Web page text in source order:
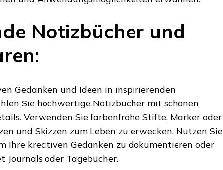
Notizbücher und
Gedanken und Ideen in inspirierenden
Sie hochwertige Notizbücher mit schönen
Verwenden Sie farbenfrohe Stifte, Marker oder
und Skizzen zum Leben zu erwecken. Nutzen Sie
Ihre kreativen Gedanken zu dokumentieren oder
Journals oder Tagebücher.